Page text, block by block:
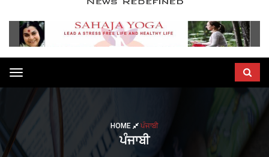
Toggle
navigation
HOME ਪੰਜਾਬੀ
ਪੰਜਾਬੀ